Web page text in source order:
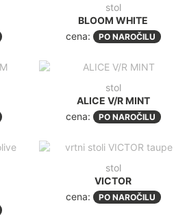
stol
BLOOM WHITE
cena:
PO NAROČILU
stol
ALICE V/R MINT
cena:
PO NAROČILU
stol
VICTOR
cena:
PO NAROČILU